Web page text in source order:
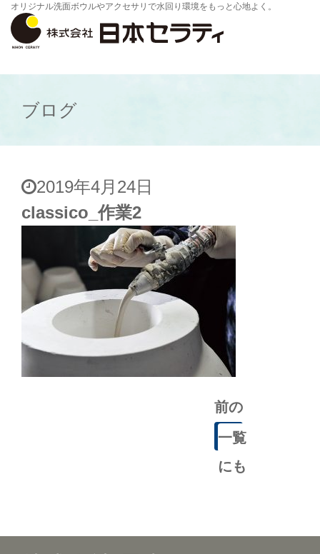
オリジナル洗面ボウルやアクセサリで水回り環境をもっと心地よく。
ブログ
2019年4月24日
classico_作業2
前の
記事
一覧
にも